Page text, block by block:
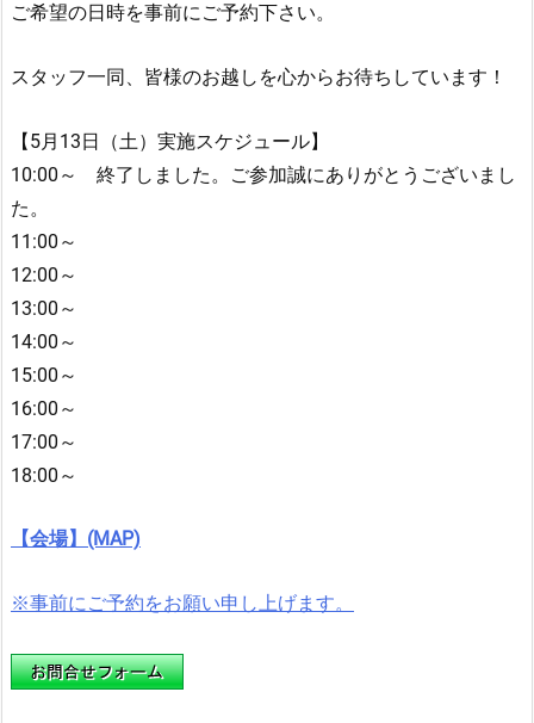
ご希望の日時を事前にご予約下さい。
スタッフ一同、皆様のお越しを心からお待ちしています！
【5月13日（土）実施スケジュール】
10:00～ 終了しました。ご参加誠にありがとうございまし
た。
11:00～
12:00～
13:00～
14:00～
15:00～
16:00～
17:00～
18:00～
【会場】(MAP)
※事前にご予約をお願い申し上げます。